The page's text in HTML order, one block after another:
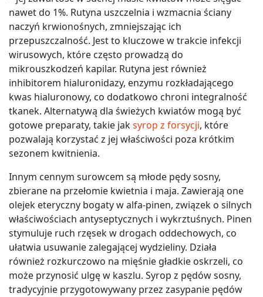
nawet do 1%. Rutyna uszczelnia i wzmacnia ściany
naczyń krwionośnych, zmniejszając ich
przepuszczalność. Jest to kluczowe w trakcie infekcji
wirusowych, które często prowadzą do
mikrouszkodzeń kapilar. Rutyna jest również
inhibitorem hialuronidazy, enzymu rozkładającego
kwas hialuronowy, co dodatkowo chroni integralność
tkanek. Alternatywą dla świeżych kwiatów mogą być
gotowe preparaty, takie jaksyrop z forsycji, które
pozwalają korzystać z jej właściwości poza krótkim
sezonem kwitnienia.
Innym cennym surowcem są młode pędy sosny,
zbierane na przełomie kwietnia i maja. Zawierają one
olejek eteryczny bogaty w alfa-pinen, związek o silnych
właściwościach antyseptycznych i wykrztuśnych. Pinen
stymuluje ruch rzęsek w drogach oddechowych, co
ułatwia usuwanie zalegającej wydzieliny. Działa
również rozkurczowo na mięśnie gładkie oskrzeli, co
może przynosić ulgę w kaszlu. Syrop z pędów sosny,
tradycyjnie przygotowywany przez zasypanie pędów